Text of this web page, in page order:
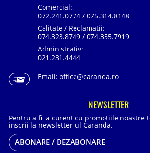
Comercial:
072.241.0774 / 075.314.8148
Calitate / Reclamatii:
074.323.8749 / 074.355.7919
Administrativ:
021.231.4444
Email: office@caranda.ro
NEWSLETTER
Pentru a fi la curent cu promotiile noastre
inscrii la newsletter-ul Caranda.
ABONARE / DEZABONARE